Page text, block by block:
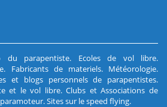
du parapentiste. Ecoles de vol libre.
. Fabricants de materiels. Météorologie.
et blogs personnels de parapentistes.
et le vol libre.Clubs et Associations de
.Sites sur le speed flying.